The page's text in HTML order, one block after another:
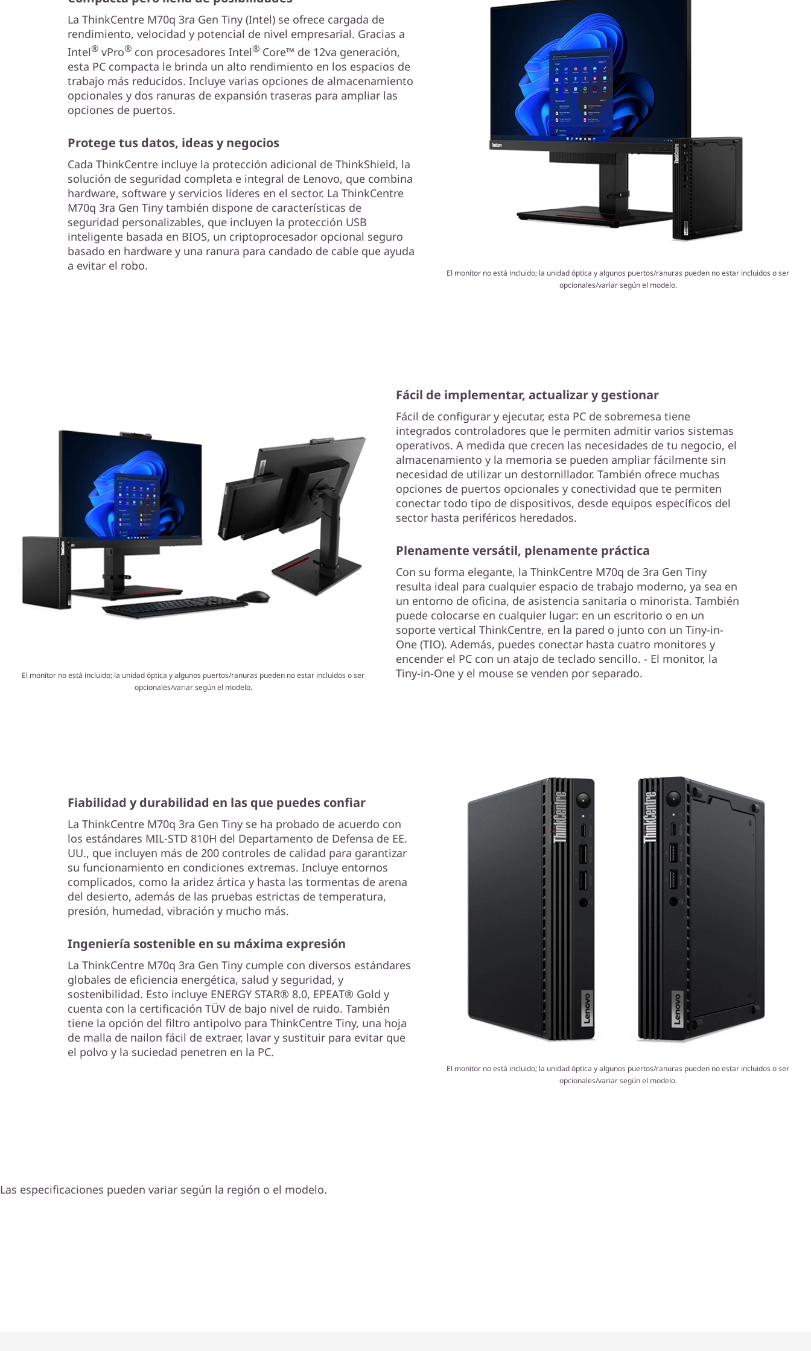
El monitor no está incluido; la unidad óptica y algunos puertos/ranuras pueden no estar incluidos o ser
opcionales/variar según el modelo.
La ThinkCentre M70q 3ra Gen Tiny (Intel) se ofrece cargada de
rendimiento, velocidad y potencial de nivel empresarial. Gracias a
Intel® vPro® con procesadores Intel® Core™ de 12va generación,
esta PC compacta le brinda un alto rendimiento en los espacios de
trabajo más reducidos. Incluye varias opciones de almacenamiento
opcionales y dos ranuras de expansión traseras para ampliar las
opciones de puertos.
Protege tus datos, ideas y negocios
Cada ThinkCentre incluye la protección adicional de ThinkShield, la
solución de seguridad completa e integral de Lenovo, que combina
hardware, software y servicios líderes en el sector. La ThinkCentre
M70q 3ra Gen Tiny también dispone de características de
seguridad personalizables, que incluyen la protección USB
inteligente basada en BIOS, un criptoprocesador opcional seguro
basado en hardware y una ranura para candado de cable que ayuda
a evitar el robo.
El monitor no está incluido; la unidad óptica y algunos puertos/ranuras pueden no estar incluidos o ser
opcionales/variar según el modelo.
Fácil de implementar, actualizar y gestionar
Fácil de configurar y ejecutar, esta PC de sobremesa tiene
integrados controladores que le permiten admitir varios sistemas
operativos. A medida que crecen las necesidades de tu negocio, el
almacenamiento y la memoria se pueden ampliar fácilmente sin
necesidad de utilizar un destornillador. También ofrece muchas
opciones de puertos opcionales y conectividad que te permiten
conectar todo tipo de dispositivos, desde equipos específicos del
sector hasta periféricos heredados.
Plenamente versátil, plenamente práctica
Con su forma elegante, la ThinkCentre M70q de 3ra Gen Tiny
resulta ideal para cualquier espacio de trabajo moderno, ya sea en
un entorno de oficina, de asistencia sanitaria o minorista. También
puede colocarse en cualquier lugar: en un escritorio o en un
soporte vertical ThinkCentre, en la pared o junto con un Tiny-in-
One (TIO). Además, puedes conectar hasta cuatro monitores y
encender el PC con un atajo de teclado sencillo. - El monitor, la
Tiny-in-One y el mouse se venden por separado.
El monitor no está incluido; la unidad óptica y algunos puertos/ranuras pueden no estar incluidos o ser
opcionales/variar según el modelo.
Fiabilidad y durabilidad en las que puedes confiar
La ThinkCentre M70q 3ra Gen Tiny se ha probado de acuerdo con
los estándares MIL-STD 810H del Departamento de Defensa de EE.
UU., que incluyen más de 200 controles de calidad para garantizar
su funcionamiento en condiciones extremas. Incluye entornos
complicados, como la aridez ártica y hasta las tormentas de arena
del desierto, además de las pruebas estrictas de temperatura,
presión, humedad, vibración y mucho más.
Ingeniería sostenible en su máxima expresión
La ThinkCentre M70q 3ra Gen Tiny cumple con diversos estándares
globales de eficiencia energética, salud y seguridad, y
sostenibilidad. Esto incluye ENERGY STAR® 8.0, EPEAT® Gold y
cuenta con la certificación TÜV de bajo nivel de ruido. También
tiene la opción del filtro antipolvo para ThinkCentre Tiny, una hoja
de malla de nailon fácil de extraer, lavar y sustituir para evitar que
el polvo y la suciedad penetren en la PC.
Las especificaciones pueden variar según la región o el modelo.